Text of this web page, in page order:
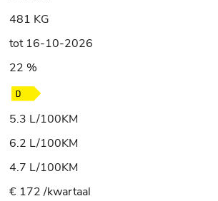
481 KG
tot 16-10-2026
22 %
5.3 L/100KM
6.2 L/100KM
4.7 L/100KM
€ 172 /kwartaal